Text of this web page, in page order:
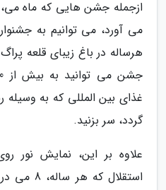
ازجمله جشن هایی که ماه می،
می آورد، می توانیم به
هرساله در باغ زیبای قلعه
غذای بین المللی که به
گردد، سر بزنید.
علاوه بر این، نمایش نور
استقلال